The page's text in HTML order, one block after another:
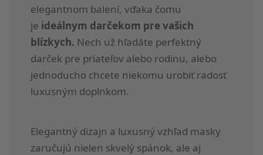
elegantnom balení, vďaka čomu
je ideálnym darčekom pre vašich
blízkych. Nech už hľadáte perfektný
darček pre priateľov alebo rodinu, alebo
jednoducho chcete niekomu urobiť radosť
luxusným doplnkom.
Elegantný dizajn a luxusný vzhľad masky
zaručujú nielen skvelý spánok, ale aj